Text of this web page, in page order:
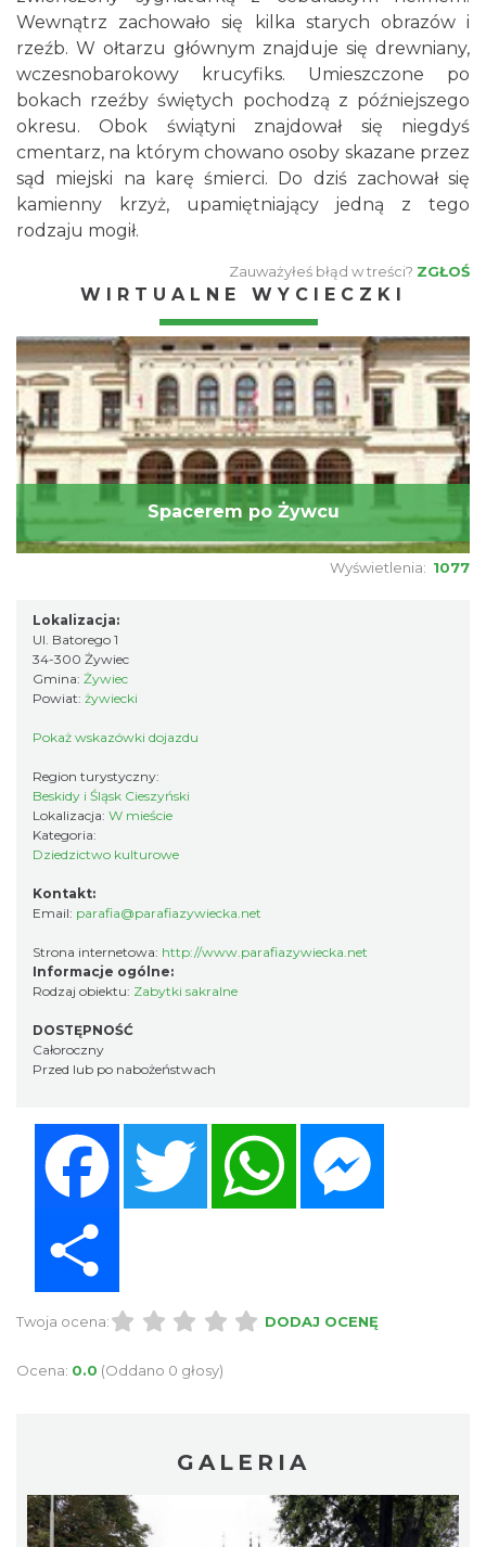
Wewnątrz zachowało się kilka starych obrazów i
rzeźb. W ołtarzu głównym znajduje się drewniany,
wczesnobarokowy krucyfiks. Umieszczone po
bokach rzeźby świętych pochodzą z późniejszego
okresu. Obok świątyni znajdował się niegdyś
cmentarz, na którym chowano osoby skazane przez
sąd miejski na karę śmierci. Do dziś zachował się
kamienny krzyż, upamiętniający jedną z tego
rodzaju mogił.
Zauważyłeś błąd w treści? ZGŁOŚ
WIRTUALNE WYCIECZKI
Spacerem po Żywcu
Wyświetlenia: 1077
Lokalizacja:
Ul. Batorego 1
34-300 Żywiec
Gmina: Żywiec
Powiat: żywiecki
Pokaż wskazówki dojazdu
Region turystyczny:
Beskidy i Śląsk Cieszyński
Lokalizacja: W mieście
Kategoria:
Dziedzictwo kulturowe
Kontakt:
Email: parafia@parafiazywiecka.net
Strona internetowa: http://www.parafiazywiecka.net
Informacje ogólne:
Rodzaj obiektu: Zabytki sakralne
DOSTĘPNOŚĆ
Całoroczny
Przed lub po nabożeństwach
Twitter WhatsApp
Twoja ocena: DODAJ OCENĘ
Ocena: 0.0 (Oddano 0 głosy)
GALERIA